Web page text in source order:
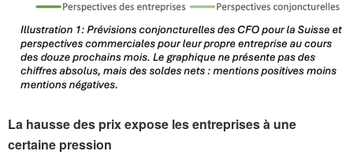
La hausse des prix expose les entreprises à une
certaine pression